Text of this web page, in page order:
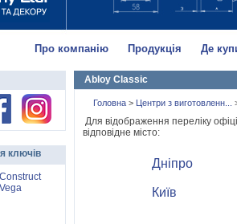
Про компанію Продукція Де
Abloy Classic
Головна > Центри з виготовленн...
Для відображення переліку
відповідне місто:
Дніпро
Київ
ключів